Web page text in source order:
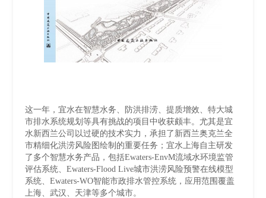
这一年，宜水在智慧水务、防洪排涝、提质增效、特大城
市排水系统规划等具有挑战的项目中收获颇丰。尤其是宜
水新西兰公司以过硬的技术实力，承担了新西兰奥克兰全
市精细化洪涝风险图绘制的重要任务；宜水上海自主研发
了多个智慧水务产品，包括Ewaters-EnvM流域水环境监管
评估系统、Ewaters-Flood Live城市洪涝风险预警在线模型
系统、Ewaters-WO智能市政排水管控系统，应用范围覆盖
上海、武汉、天津等多个城市。